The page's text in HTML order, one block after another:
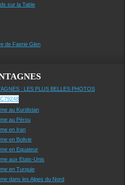
sur la Table
de Faerie Glen
: LES PLUS BELLES PHOTOS
au Kurdistan
au Pérou
en Iran
en Bolivie
en Equateur
aux Etats-Unis
en Turquie
dans les Alpes du Nord